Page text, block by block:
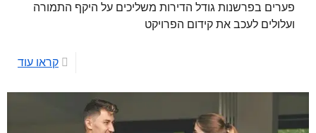
פערים בפרשנות גודל הדירות משליכים על היקף התמורה
ועלולים לעכב את קידום הפרויקט
קראו עוד